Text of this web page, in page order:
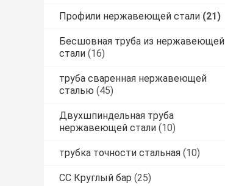
Профили нержавеющей стали (21)
Бесшовная труба из нержавеющей
стали (16)
труба сваренная нержавеющей
сталью (45)
Двухшпиндельная труба
нержавеющей стали (10)
трубка точности стальная (10)
СС Круглый бар (25)